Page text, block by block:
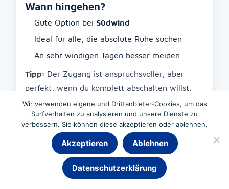
Wann hingehen?
Gute Option bei Südwind
Ideal für alle, die absolute Ruhe suchen
An sehr windigen Tagen besser meiden
Tipp: Der Zugang ist anspruchsvoller, aber
perfekt, wenn du komplett abschalten willst.
Nimm Wasser, Essen und Sonnenschutz mit –
es gibt keine Services vor Ort.
Strände im Osten: gut
erreichbar und
Wir verwenden eigene und Drittanbieter-Cookies, um das
Surfverhalten zu analysieren und unsere Dienste zu
verbessern. Sie können diese akzeptieren oder ablehnen.
Akzeptieren Ablehnen
Datenschutzerklärung